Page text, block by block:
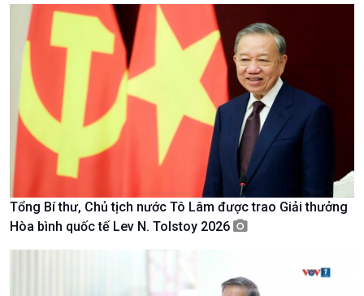
Văn hoá & Du lịch
Tin Văn hoá & Du lịch
Chát với người nổi tiếng
Câu chuyện Thể thao
Multimedia
Ảnh
Video
Infographic
E-Magazine
Tổng Bí thư, Chủ tịch nước Tô Lâm được trao Giải thưởng
Hòa bình quốc tế Lev N. Tolstoy 2026